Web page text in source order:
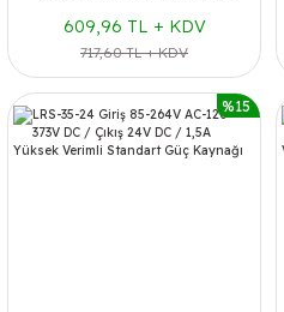
609,96 TL + KDV
717,60 TL + KDV
%15